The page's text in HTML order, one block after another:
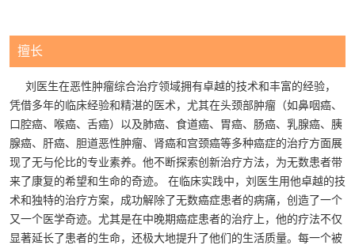
擅长
刘医生在恶性肿瘤综合治疗领域拥有卓越的技术和丰富的经验，
凭借多年的临床经验和精湛的医术，尤其在头颈部肿瘤（如鼻咽癌、
口腔癌、喉癌、舌癌）以及肺癌、食道癌、胃癌、肠癌、乳腺癌、胰
腺癌、肝癌、胆道恶性肿瘤、肾癌和宫颈癌等多种癌症的治疗方面展
现了无与伦比的专业素养。他不断探索创新治疗方法，为无数患者带
来了康复的希望和生命的奇迹。 在临床实践中，刘医生用他卓越的技
术和独特的治疗方案，成功解除了无数癌症患者的病痛，创造了一个
又一个医学奇迹。尤其是在中晚期癌症患者的治疗上，他的疗法不仅
显著延长了患者的生命，还极大地提升了他们的生活质量。每一个被